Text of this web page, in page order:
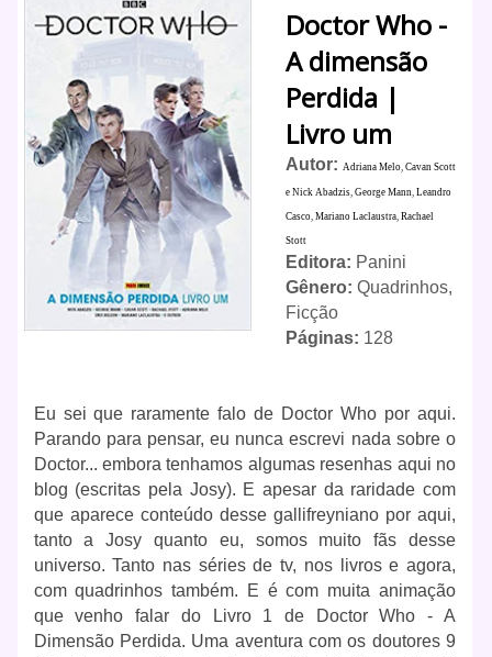
Doctor Who -
A dimensão
Perdida |
Livro um
Autor: Adriana Melo, Cavan Scott
e Nick Abadzis, George Mann, Leandro
Casco, Mariano Laclaustra, Rachael
Stott
Editora: Panini
Gênero: Quadrinhos,
Ficção
Páginas: 128
Eu sei que raramente falo de Doctor Who por aqui.
Parando para pensar, eu nunca escrevi nada sobre o
Doctor... embora tenhamos algumas resenhas aqui no
blog (escritas pela Josy). E apesar da raridade com
que aparece conteúdo desse gallifreyniano por aqui,
tanto a Josy quanto eu, somos muito fãs desse
universo. Tanto nas séries de tv, nos livros e agora,
com quadrinhos também. E é com muita animação
que venho falar do Livro 1 de Doctor Who - A
Dimensão Perdida. Uma aventura com os doutores 9